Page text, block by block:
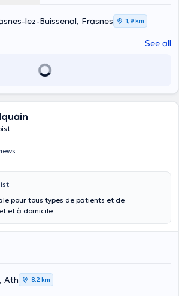
lez-Buissenal, Frasnes 1,9 km
See all
pour tous types de patients et de
et à domicile.
Ath 8,2 km